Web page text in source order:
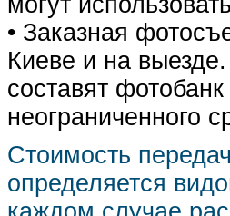
• Заказная
Киеве и на
составят
неограниченного
Стоимость
определяется